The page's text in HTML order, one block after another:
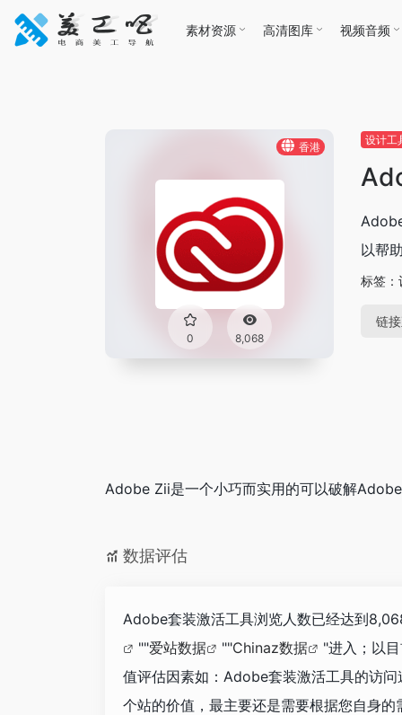
素材资源 高清图库 视频音频
香港
0 8,068
设计工
以帮
标签：
链
Adobe Zii是一个小巧而实用的可以破解
数据评估
Adobe套装激活工具浏览人数已经达到
""爱站数据 ""Chinaz数据
"进入；以
值评估因素如：Adobe套装激活工具的访
个站的价值，最主要还是需要根据您自身